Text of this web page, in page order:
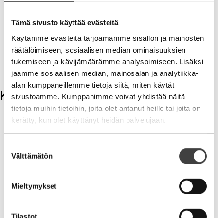
Tämä sivusto käyttää evästeitä
Käytämme evästeitä tarjoamamme sisällön ja mainosten
räätälöimiseen, sosiaalisen median ominaisuuksien
tukemiseen ja kävijämäärämme analysoimiseen. Lisäksi
jaamme sosiaalisen median, mainosalan ja analytiikka-
alan kumppaneillemme tietoja siitä, miten käytät
sivustoamme. Kumppanimme voivat yhdistää näitä
tietoja muihin tietoihin, joita olet antanut heille tai joita on
kerätty, kun olet käyttänyt heidän palvelujaan.
valinta
Välttämätön
Mieltymykset
Tilastot
systemaattinen kasvattaminen. Hallitus ei ole
välttämätön paha — se voi olla omistajan paras
sijoitus.
V
Kommentit
Kirjoita kommentti